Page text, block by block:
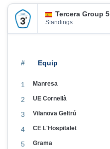
c
p
Tercera Group 5
Standings
#
1 Manresa
2 UE Cornellà
3 Vilanova Geltrú
4 CE L'Hospitalet
5 Grama